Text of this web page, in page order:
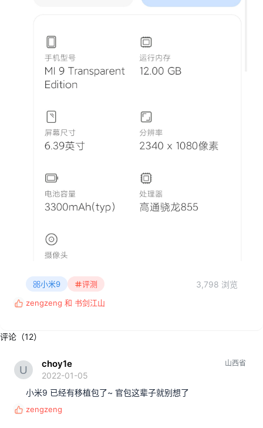
小米9 评测 3,798 浏览
反 zengzeng 和 书剑江山
评论（12）
choy1e
2022-01-05
山西省
小米9 已经有移植包了~ 官包这辈子就别想了
反 zengzeng